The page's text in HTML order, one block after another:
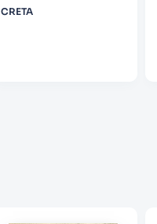
CRETA